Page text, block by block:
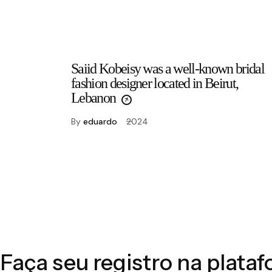
Saiid Kobeisy was a well-known bridal
fashion designer located in Beirut,
Lebanon
By eduardo 2024
Faça seu registro na